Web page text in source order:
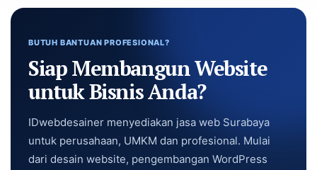
BUTUH BANTUAN PROFESIONAL?
Siap Membangun Website
untuk Bisnis Anda?
IDwebdesainer menyediakan jasa web Surabaya
untuk perusahaan, UMKM dan profesional. Mulai
dari desain website, pengembangan WordPress